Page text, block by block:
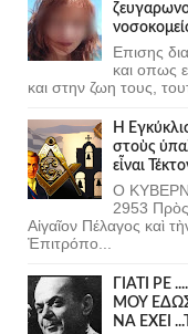
Επισης
και οπως
και στην ζωη τους,
Ἡ
στοὺς
εἶναι
Ο
2953 Πρὸς
Αἰγαῖον Πέλαγος καὶ
Ἐπιτρόπο...
ΓΙΑΤΙ
ΜΟΥ
ΝΑ ΕΧΕΙ